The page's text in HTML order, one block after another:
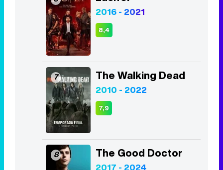
7 The Walking Dead
2010 - 2022
7,9
8 The Good Doctor
2017 - 2024
8,4
9 Los Bridgerton